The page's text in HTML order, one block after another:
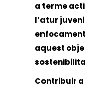
a terme
l’atur
aquest
Contribuir